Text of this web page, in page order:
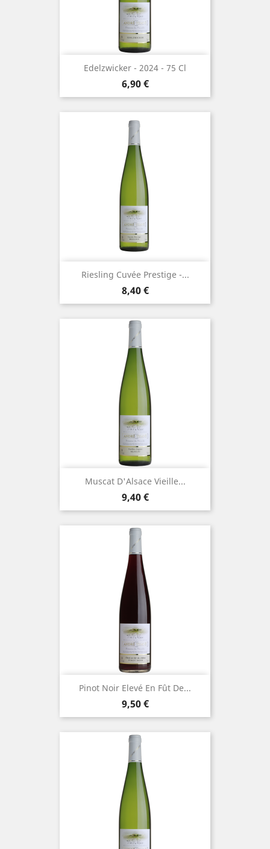
Edelzwicker - 2024 - 75 Cl
Prix
6,90 €
Riesling Cuvée Prestige -...
Prix
8,40 €
Muscat D'Alsace Vieille...
Prix
9,40 €
Pinot Noir Elevé En Fût De...
Prix
9,50 €